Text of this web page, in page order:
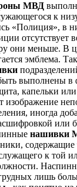
МВД
к
«Полиция»,
отсутствует
они меньше. В
эмблема.
выполнены в
капельки
изображение
иногда
или
нашивки
к той
лишь